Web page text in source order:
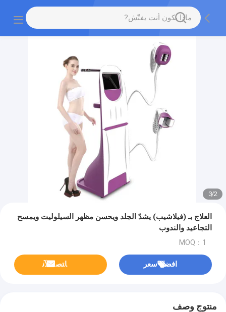
2
/
3
العلاج بـ (فيلاشيب) يشدّ الجلد ويحسن مظهر السيلوليت ويمسح
التجاعيد والندوب
MOQ：1
افضل سعر ﺎﺘﺼﻟ ﺍﻶﻧ
منتوج وصف